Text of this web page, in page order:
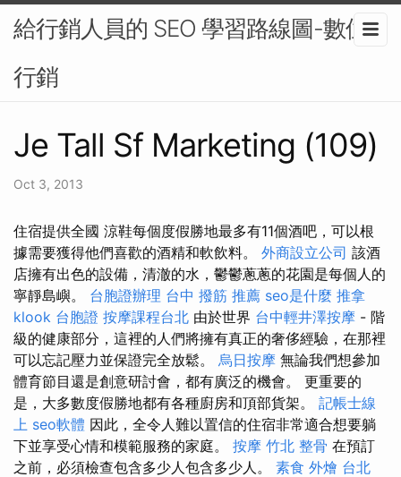
給行銷人員的 SEO 學習路線圖-數位
行銷
Je Tall Sf Marketing (109)
Oct 3, 2013
住宿提供全國 涼鞋每個度假勝地最多有11個酒吧，可以根
據需要獲得他們喜歡的酒精和軟飲料。 外商設立公司 該酒
店擁有出色的設備，清澈的水，鬱鬱蔥蔥的花園是每個人的
寧靜島嶼。 台胞證辦理 台中 撥筋 推薦 seo是什麼 推拿
klook 台胞證 按摩課程台北 由於世界 台中輕井澤按摩 - 階
級的健康部分，這裡的人們將擁有真正的奢侈經驗，在那裡
可以忘記壓力並保證完全放鬆。 烏日按摩 無論我們想參加
體育節目還是創意研討會，都有廣泛的機會。 更重要的
是，大多數度假勝地都有各種廚房和頂部貨架。 記帳士線
上 seo軟體 因此，全令人難以置信的住宿非常適合想要躺
下並享受心情和模範服務的家庭。 按摩 竹北 整骨 在預訂
之前，必須檢查包含多少人包含多少人。 素食 外燴 台北